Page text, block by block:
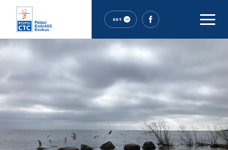
EST